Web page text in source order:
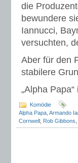
die
bewundere
Iannucci,
versuchten,
Aber für den
stabilere
„Alpha
Komödie
Alpha Papa Armando
Cornwell Rob Gibbons